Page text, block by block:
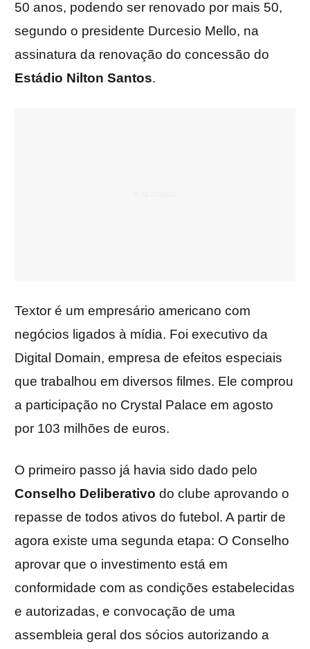
50 anos, podendo ser renovado por mais 50,
segundo o presidente Durcesio Mello, na
assinatura da renovação do concessão do
Estádio Nilton Santos.
Textor é um empresário americano com
negócios ligados à mídia. Foi executivo da
Digital Domain, empresa de efeitos especiais
que trabalhou em diversos filmes. Ele comprou
a participação no Crystal Palace em agosto
por 103 milhões de euros.
O primeiro passo já havia sido dado pelo
Conselho Deliberativo do clube aprovando o
repasse de todos ativos do futebol. A partir de
agora existe uma segunda etapa: O Conselho
aprovar que o investimento está em
conformidade com as condições estabelecidas
e autorizadas, e convocação de uma
assembleia geral dos sócios autorizando a